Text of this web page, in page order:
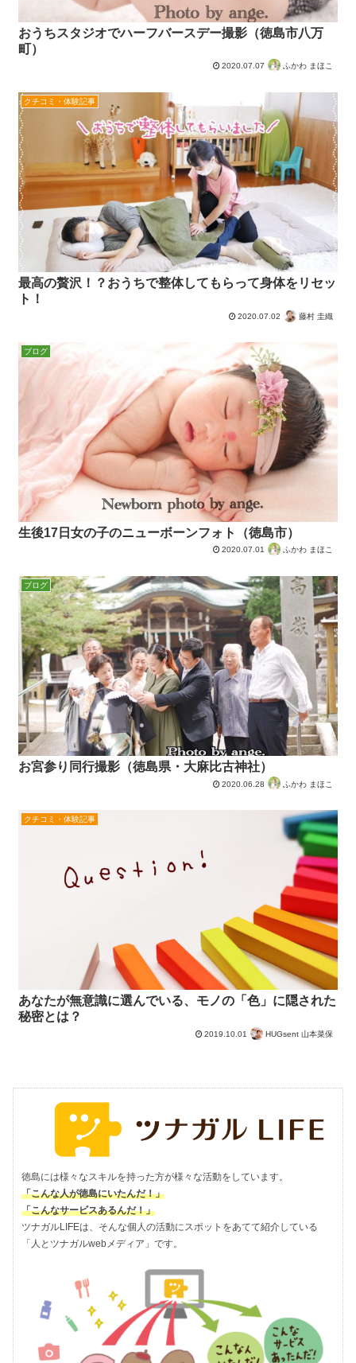
おうちスタジオでハーフバースデー撮影（徳島市八万
町）
2020.07.07 ふかわ まほこ
クチコミ・体験記事
最高の贅沢！？おうちで整体してもらって身体をリセッ
ト！
2020.07.02 藤村 圭織
ブログ
生後17日女の子のニューボーンフォト（徳島市）
2020.07.01 ふかわ まほこ
ブログ
お宮参り同行撮影（徳島県・大麻比古神社）
2020.06.28 ふかわ まほこ
クチコミ・体験記事
あなたが無意識に選んでいる、モノの「色」に隠された
秘密とは？
2019.10.01 HUGsent 山本菜保
徳島には様々なスキルを持った方が様々な活動をしています。
「こんな人が徳島にいたんだ！」
「こんなサービスあるんだ！」
ツナガルLIFEは、そんな個人の活動にスポットをあてて紹介している
「人とツナガルwebメディア」です。